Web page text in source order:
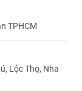
TPHCM
Lộc Thọ, Nha